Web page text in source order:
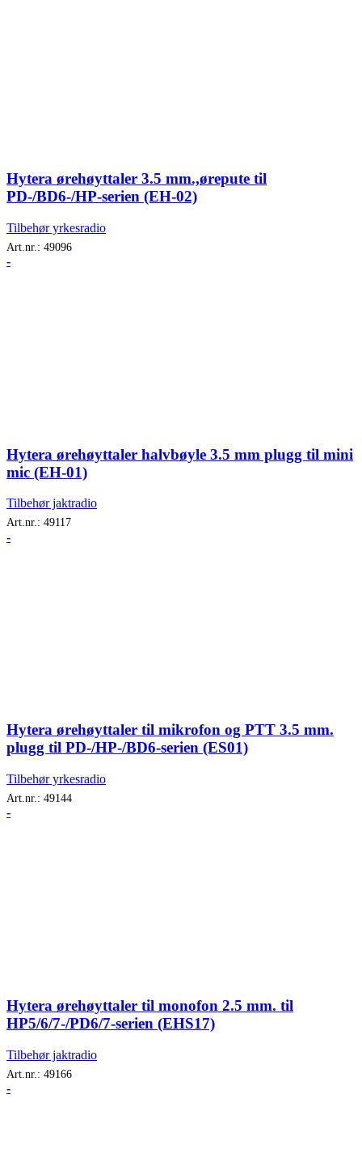
Hytera ørehøyttaler 3.5 mm.,ørepute til
PD-/BD6-/HP-serien (EH-02)
Tilbehør yrkesradio
Art.nr.: 49096
-
Hytera ørehøyttaler halvbøyle 3.5 mm plugg til mini
mic (EH-01)
Tilbehør jaktradio
Art.nr.: 49117
-
Hytera ørehøyttaler til mikrofon og PTT 3.5 mm.
plugg til PD-/HP-/BD6-serien (ES01)
Tilbehør yrkesradio
Art.nr.: 49144
-
Hytera ørehøyttaler til monofon 2.5 mm. til
HP5/6/7-/PD6/7-serien (EHS17)
Tilbehør jaktradio
Art.nr.: 49166
-